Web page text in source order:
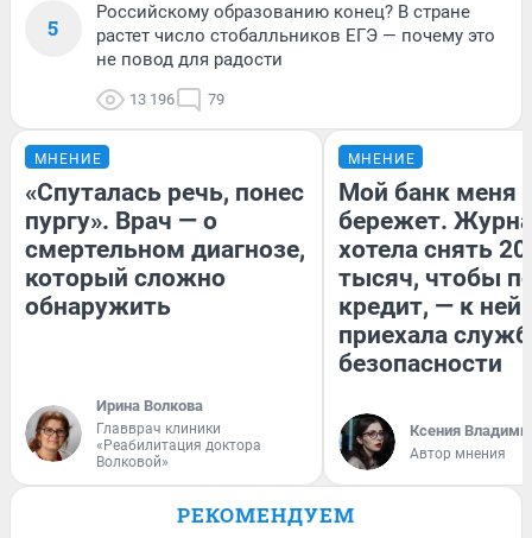
5
Российскому образованию конец? В стране
растет число стобалльников ЕГЭ — почему это
не повод для радости
13 196 79
МНЕНИЕ
«Спуталась речь, понес
пургу». Врач — о
смертельном диагнозе,
который сложно
обнаружить
Ирина Волкова
Главврач клиники
«Реабилитация доктора
Волковой»
МНЕНИЕ
Мой банк меня
бережет.
хотела снять
тысяч, чтобы
кредит, — к
приехала
безопасности
Ксения
Автор мнения
РЕКОМЕНДУЕМ